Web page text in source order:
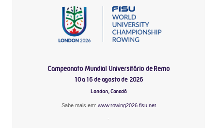
Campeonato Mundial Universitário de Remo
10 a 16 de agosto de 2026
London, Canadá
Sabe mais em: www.rowing2026.fisu.net
-